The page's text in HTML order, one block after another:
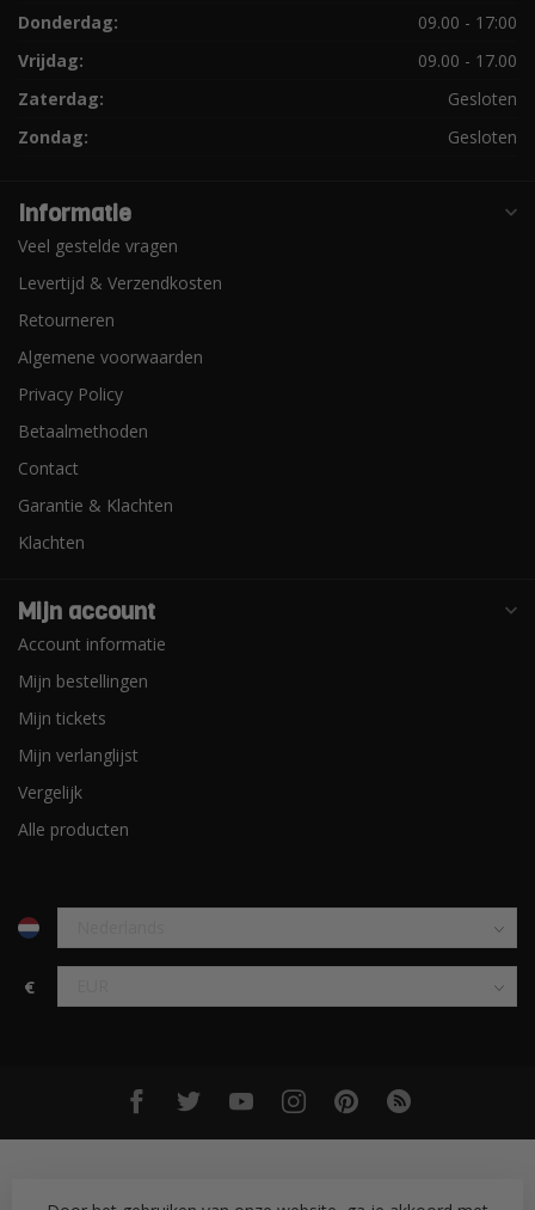
Donderdag:
09.00 - 17:00
Vrijdag:
09.00 - 17.00
Zaterdag:
Gesloten
Zondag:
Gesloten
Informatie
Veel gestelde vragen
Levertijd & Verzendkosten
Retourneren
Algemene voorwaarden
Privacy Policy
Betaalmethoden
Contact
Garantie & Klachten
Klachten
Mijn account
Account informatie
Mijn bestellingen
Mijn tickets
Mijn verlanglijst
Vergelijk
Alle producten
€